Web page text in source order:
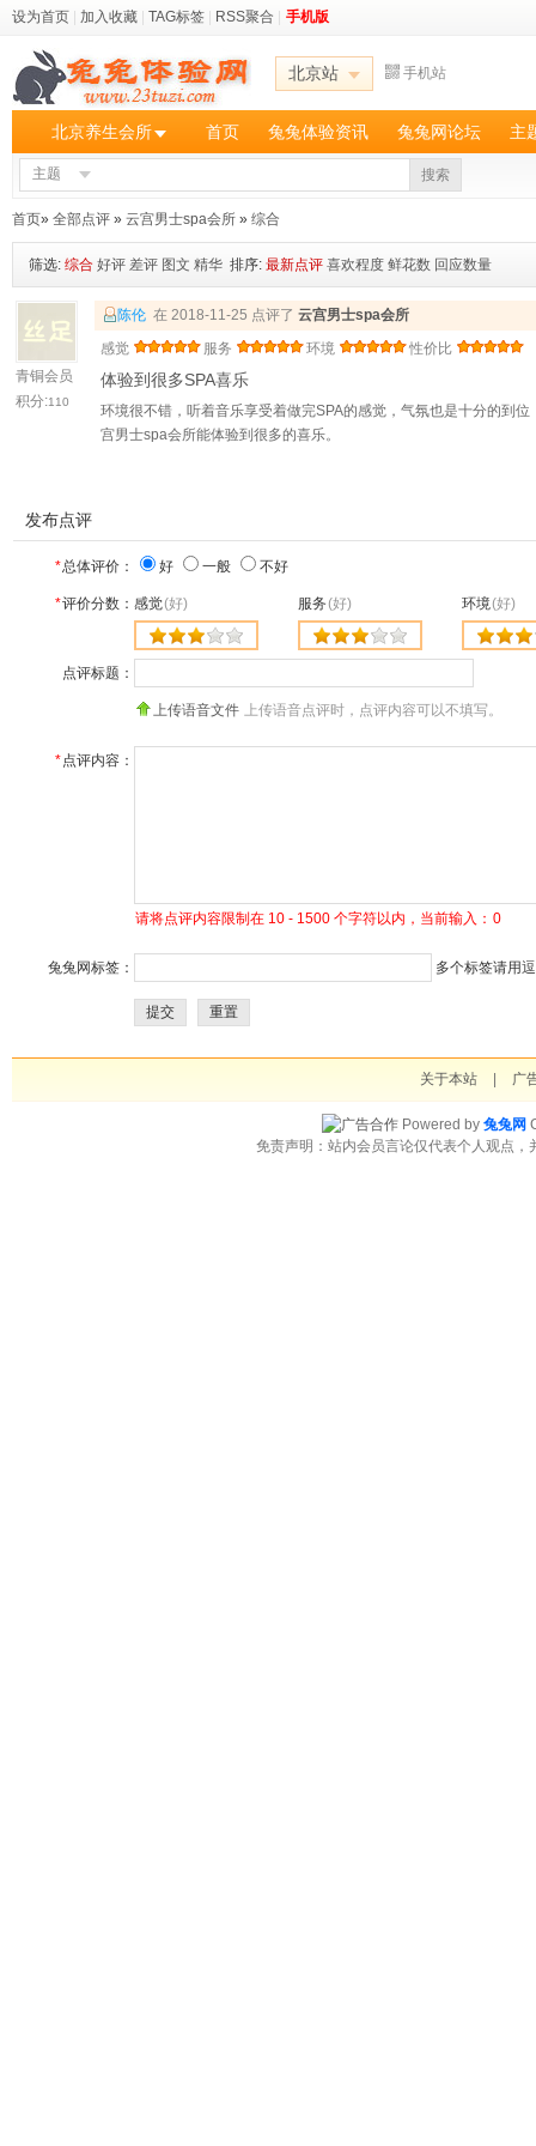
设为首页 加入收藏 TAG标签 RSS聚合 手机版
北京站 手机站
北京养生会所 首页 兔兔体验资讯 兔兔网论坛 主
主题 搜索
首页» 全部点评 » 云宫男士spa会所 » 综合
筛选: 综合 好评 差评 图文 精华 排序: 最新点评 喜欢程度 鲜花数 回应数量
青铜会员
积分:110
陈伦 在 2018-11-25 点评了 云宫男士spa会所
感觉
服务 环境 性价比
体验到很多SPA喜乐
环境很不错，听着音乐享受着做完SPA的感觉，气氛也是十分的到
宫男士spa会所能体验到很多的喜乐。
发布点评
*总体评价： 好 一般 不好
*评价分数： 感觉(好) 服务(好) 环境(好)
点评标题：
上传语音文件 上传语音点评时，点评内容可以不填写。
*点评内容：
请将点评内容限制在 10 - 1500 个字符以内，当前输入： 0
兔兔网标签： 多个标签请用
提交 重置
关于本站 广
Powered by 兔兔网
免责声明：站内会员言论仅代表个人观点